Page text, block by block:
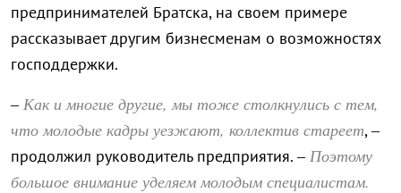
предпринимателей Братска, на своем примере
рассказывает другим бизнесменам о возможностях
господдержки.
–Как и многие другие, мы тоже столкнулись с тем,
что молодые кадры уезжают, коллектив стареет, –
продолжил руководитель предприятия. –Поэтому
большое внимание уделяем молодым специалистам.